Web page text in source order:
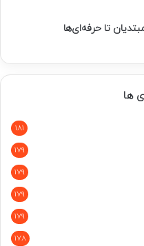
تا حرفه‌ای‌ها
ها
181
179
179
179
179
178